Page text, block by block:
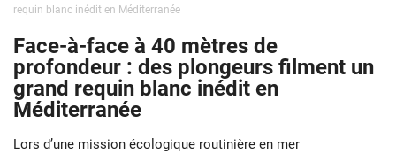
requin blanc inédit en Méditerranée
Face-à-face à 40 mètres de
profondeur : des plongeurs filment un
grand requin blanc inédit en
Méditerranée
Lors d’une mission écologique routinière en mer